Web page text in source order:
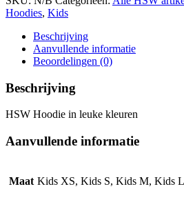
aantal
Hoodies, Kids
Beschrijving
Aanvullende informatie
Beoordelingen (0)
Beschrijving
HSW Hoodie in leuke kleuren
Aanvullende informatie
Maat Kids XS, Kids S, Kids M, Kids